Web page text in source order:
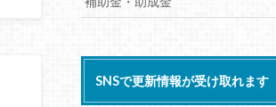
SNSで更新情報が受け取れます